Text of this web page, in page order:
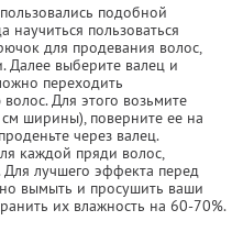
подобной
научиться пользоваться
для продевания волос,
Далее выберите валец и
переходить
Для этого возьмите
ширины), поверните ее на
через валец.
каждой пряди волос,
лучшего эффекта перед
вымыть и просушить ваши
их влажность на 60-70%.